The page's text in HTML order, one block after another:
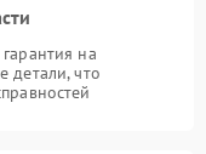
на
детали, что